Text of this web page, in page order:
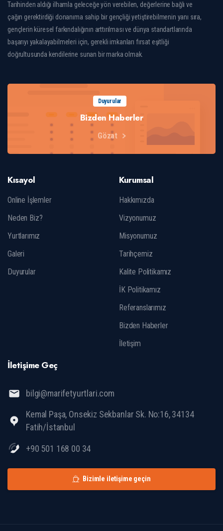
Tarihinden aldığı ilhamla geleceğe yön verebilen, değerlerine bağlı ve
çağın gerektirdiği donanıma sahip bir gençliği yetiştirebilmenin yanı sıra,
gençlerin küresel farkındalığının arttırılması ve dünya standartlarında
başarıyı yakalayabilmeleri için, gerekli imkanları fırsat eşitliği
doğrultusunda kendilerine sunan bir marka olmak.
Duyurular
Bizden Haberler
Gözat
Kısayol
Online İşlemler
Neden Biz?
Yurtlarımız
Galeri
Duyurular
Kurumsal
Hakkımızda
Vizyonumuz
Misyonumuz
Tarihçemiz
Kalite Politikamız
İK Politikamız
Referanslarımız
Bizden Haberler
İletişim
İletişime Geç
bilgi@marifetyurtlari.com
Kemal Paşa, Onsekiz Sekbanlar Sk. No:16, 34134
Fatih/İstanbul
+90 501 168 00 34
Bizimle iletişime geçin